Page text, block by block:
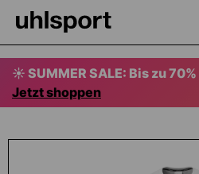
springen
☀️ SUMMER SALE: Bis zu
Jetzt shoppen